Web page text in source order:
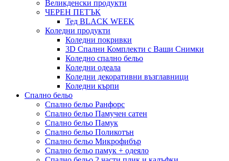
Великденски продукти
ЧЕРЕН ПЕТЪК
Тед BLACK WEEK
Коледни продукти
Коледни покривки
3D Спални Комплекти с Ваши Снимки
Коледно спално бельо
Коледни одеала
Коледни декоративни възглавници
Коледни кърпи
Спално бельо
Спално бельо Ранфорс
Спално бельо Памучен сатен
Спално бельо Памук
Спално бельо Поликотън
Спално бельо Микрофибър
Спално бельо памук + одеяло